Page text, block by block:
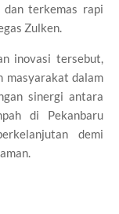
terkemas rapi
Zulken.
inovasi tersebut,
masyarakat dalam
sinergi antara
di Pekanbaru
demi